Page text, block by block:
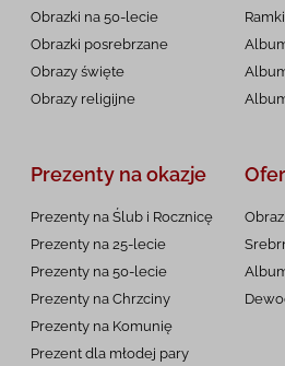
Obrazki na 50-lecie
Obrazki posrebrzane
Obrazy święte
Obrazy religijne
Prezenty na okazje
Prezenty na Ślub i Rocznicę
Prezenty na 25-lecie
Prezenty na 50-lecie
Prezenty na Chrzciny
Prezenty na Komunię
Prezent dla młodej pary